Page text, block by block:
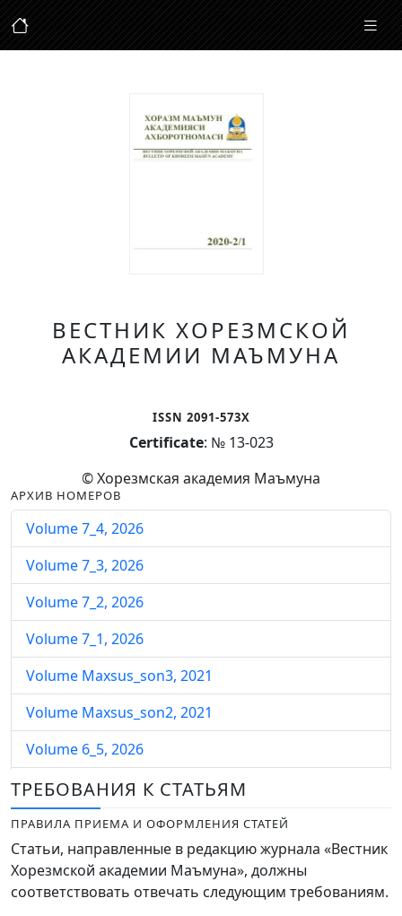
ВЕСТНИК ХОРЕЗМСКОЙ
АКАДЕМИИ МАЪМУНА
ISSN 2091-573X
Certificate: № 13-023
© Хорезмская академия Маъмуна
АРХИВ НОМЕРОВ
Volume 7_4, 2026
Volume 7_3, 2026
Volume 7_2, 2026
Volume 7_1, 2026
Volume Maxsus_son3, 2021
Volume Maxsus_son2, 2021
Volume 6_5, 2026
Volume 6_4, 2026
Volume 6_3, 2026
Volume 6_2, 2026
Volume 6_1, 2026
ТРЕБОВАНИЯ К СТАТЬЯМ
ПРАВИЛА ПРИЕМА И ОФОРМЛЕНИЯ СТАТЕЙ
Статьи, направленные в редакцию журнала «Вестник
Хорезмской академии Маъмуна», должны
соответствовать отвечать следующим требованиям.